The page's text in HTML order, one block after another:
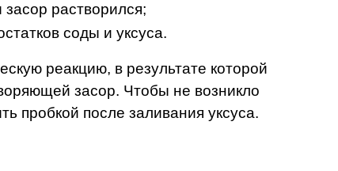
засор растворился;
соды и уксуса.
реакцию, в результате которой
засор. Чтобы не возникло
пробкой после заливания уксуса.